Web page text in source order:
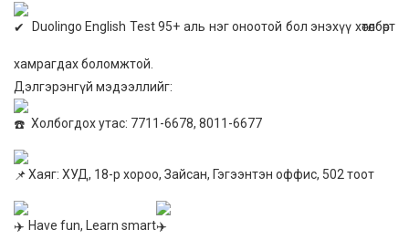
Duolingo English Test 95+ аль нэг оноотой бол энэхүү хөтөлбөрт
хамрагдах боломжтой.
Дэлгэрэнгүй мэдээллийг:
Холбогдох утас: 7711-6678, 8011-6677
Хаяг: ХУД, 18-р хороо, Зайсан, Гэгээнтэн оффис, 502 тоот
Have fun, Learn smart